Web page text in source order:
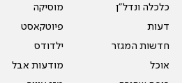
כלכלה ונדל"ן
דעות
חדשות המגזר
אוכל
מוסיקה
פיוטקאסט
ילדודס
מודעות אבל